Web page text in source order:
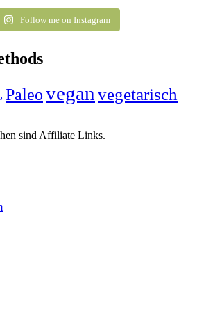
Follow me on Instagram
Paleovegan vegetarisch
sind Affiliate Links.